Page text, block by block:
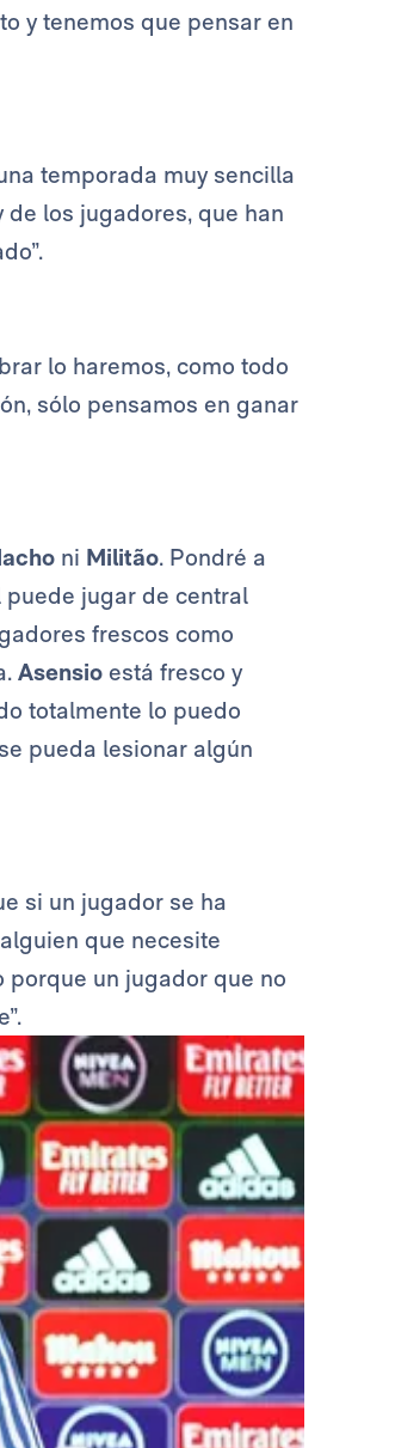
y tenemos que pensar en
temporada muy sencilla
los jugadores, que han
lo haremos, como todo
sólo pensamos en ganar
ni Militão. Pondré a
puede jugar de central
frescos como
Asensio está fresco y
totalmente lo puedo
pueda lesionar algún
si un jugador se ha
que necesite
porque un jugador que no